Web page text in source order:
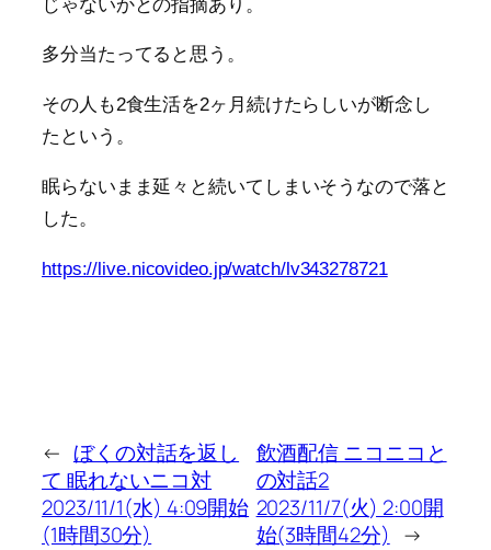
じゃないかとの指摘あり。
多分当たってると思う。
その人も2食生活を2ヶ月続けたらしいが断念し
たという。
眠らないまま延々と続いてしまいそうなので落と
した。
https://live.nicovideo.jp/watch/lv343278721
← ぼくの対話を返し
て 眠れないニコ対
2023/11/1(水) 4:09開始
(1時間30分)
飲酒配信 ニコニコと
の対話2
2023/11/7(火) 2:00開
始(3時間42分) →